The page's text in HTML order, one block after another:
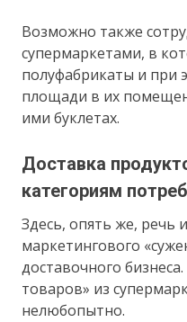
Возможно также
супермаркетами, в
полуфабрикаты и при
площади в их
ими буклетах.
Доставка
категориям
Здесь, опять же, речь
маркетингового
доставочного
товаров» из
нелюбопытно.